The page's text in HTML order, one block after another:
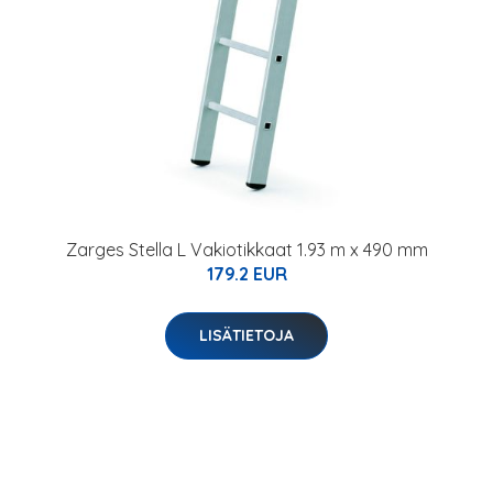
Zarges Stella L Vakiotikkaat 1.93 m x 490 mm
179.2 EUR
LISÄTIETOJA